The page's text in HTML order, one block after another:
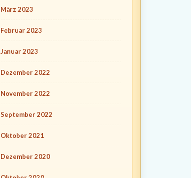
März 2023
Februar 2023
Januar 2023
Dezember 2022
November 2022
September 2022
Oktober 2021
Dezember 2020